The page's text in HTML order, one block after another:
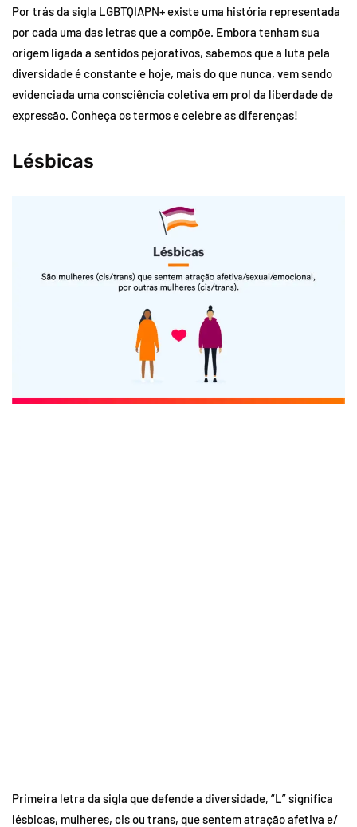
Por trás da sigla LGBTQIAPN+ existe uma história representada
por cada uma das letras que a compõe. Embora tenham sua
origem ligada a sentidos pejorativos, sabemos que a luta pela
diversidade é constante e hoje, mais do que nunca, vem sendo
evidenciada uma consciência coletiva em prol da liberdade de
expressão. Conheça os termos e celebre as diferenças!
Lésbicas
Primeira letra da sigla que defende a diversidade, “L” significa
lésbicas, mulheres, cis ou trans, que sentem atração afetiva e/